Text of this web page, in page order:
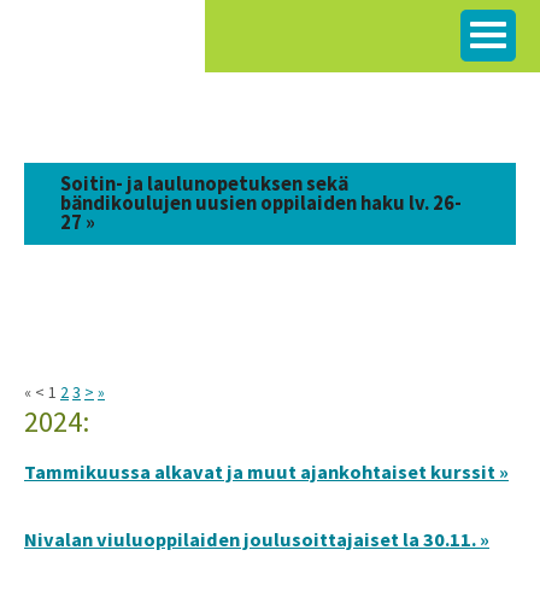
Soitin- ja laulunopetuksen sekä
bändikoulujen uusien oppilaiden haku lv. 26-
27 »
« < 1 23 > »
2024:
Tammikuussa alkavat ja muut ajankohtaiset kurssit »
Nivalan viuluoppilaiden joulusoittajaiset la 30.11. »